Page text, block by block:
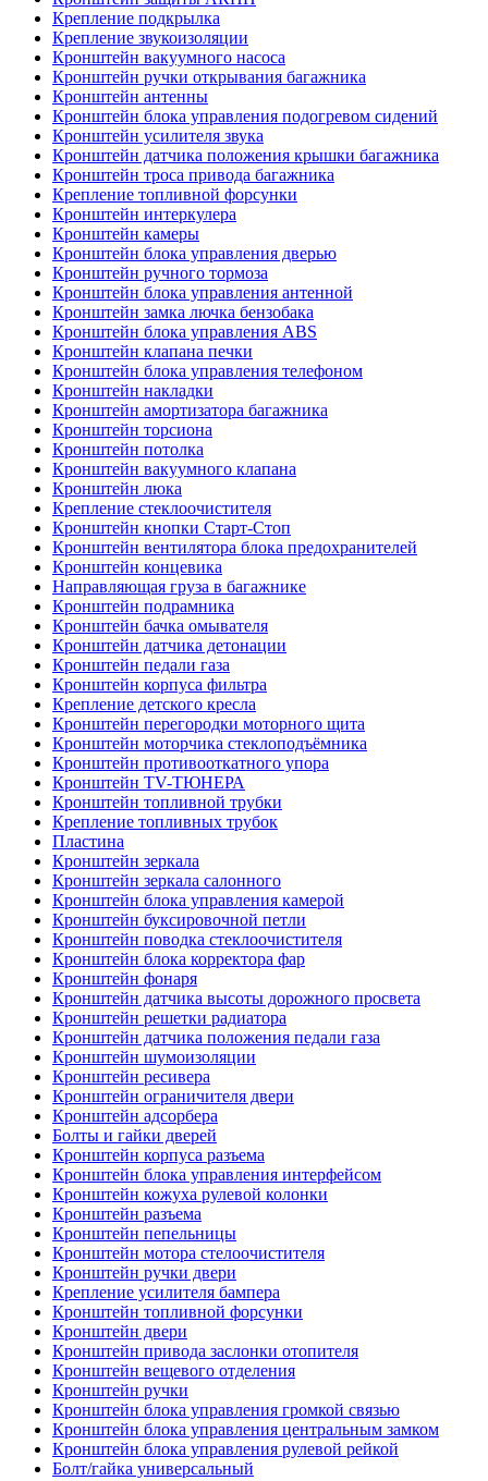
Крепление подкрылка
Крепление звукоизоляции
Кронштейн вакуумного насоса
Кронштейн ручки открывания багажника
Кронштейн антенны
Кронштейн блока управления подогревом сидений
Кронштейн усилителя звука
Кронштейн датчика положения крышки багажника
Кронштейн троса привода багажника
Крепление топливной форсунки
Кронштейн интеркулера
Кронштейн камеры
Кронштейн блока управления дверью
Кронштейн ручного тормоза
Кронштейн блока управления антенной
Кронштейн замка лючка бензобака
Кронштейн блока управления ABS
Кронштейн клапана печки
Кронштейн блока управления телефоном
Кронштейн накладки
Кронштейн амортизатора багажника
Кронштейн торсиона
Кронштейн потолка
Кронштейн вакуумного клапана
Кронштейн люка
Крепление стеклоочистителя
Кронштейн кнопки Старт-Стоп
Кронштейн вентилятора блока предохранителей
Кронштейн концевика
Направляющая груза в багажнике
Кронштейн подрамника
Кронштейн бачка омывателя
Кронштейн датчика детонации
Кронштейн педали газа
Кронштейн корпуса фильтра
Крепление детского кресла
Кронштейн перегородки моторного щита
Кронштейн моторчика стеклоподъёмника
Кронштейн противооткатного упора
Кронштейн TV-ТЮНЕРА
Кронштейн топливной трубки
Крепление топливных трубок
Пластина
Кронштейн зеркала
Кронштейн зеркала салонного
Кронштейн блока управления камерой
Кронштейн буксировочной петли
Кронштейн поводка стеклоочистителя
Кронштейн блока корректора фар
Кронштейн фонаря
Кронштейн датчика высоты дорожного просвета
Кронштейн решетки радиатора
Кронштейн датчика положения педали газа
Кронштейн шумоизоляции
Кронштейн ресивера
Кронштейн ограничителя двери
Кронштейн адсорбера
Болты и гайки дверей
Кронштейн корпуса разъема
Кронштейн блока управления интерфейсом
Кронштейн кожуха рулевой колонки
Кронштейн разъема
Кронштейн пепельницы
Кронштейн мотора стелоочистителя
Кронштейн ручки двери
Крепление усилителя бампера
Кронштейн топливной форсунки
Кронштейн двери
Кронштейн привода заслонки отопителя
Кронштейн вещевого отделения
Кронштейн ручки
Кронштейн блока управления громкой связью
Кронштейн блока управления центральным замком
Кронштейн блока управления рулевой рейкой
Болт/гайка универсальный